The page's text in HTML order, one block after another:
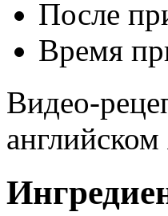
После
Время
Видео-